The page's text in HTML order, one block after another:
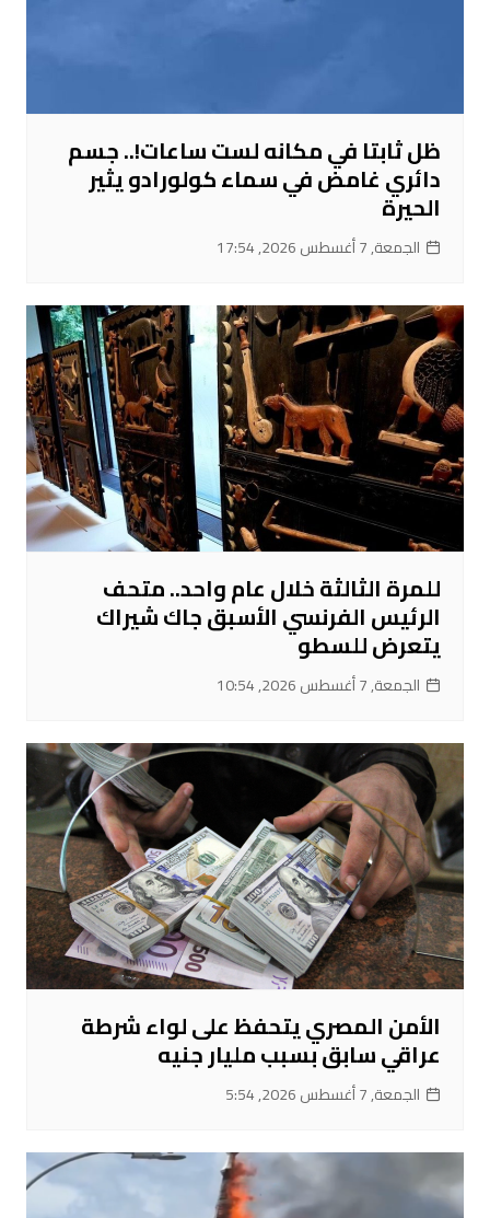
ظل ثابتا في مكانه لست ساعات!.. جسم
دائري غامض في سماء كولورادو يثير
الحيرة
الجمعة, 7 أغسطس 2026, 17:54
للمرة الثالثة خلال عام واحد.. متحف
الرئيس الفرنسي الأسبق جاك شيراك
يتعرض للسطو
الجمعة, 7 أغسطس 2026, 10:54
الأمن المصري يتحفظ على لواء شرطة
عراقي سابق بسبب مليار جنيه
الجمعة, 7 أغسطس 2026, 5:54